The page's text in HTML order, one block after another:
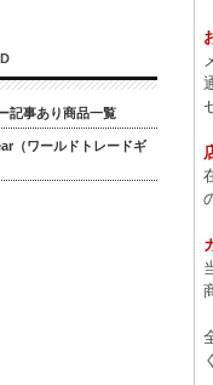
記事あり商品一覧
（ワールドトレードギ